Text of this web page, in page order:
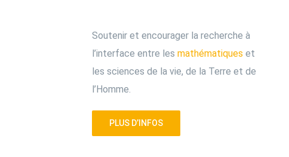
Soutenir et encourager la recherche à
l’interface entre lesmathématiques et
les sciences de la vie, de la Terre et de
l’Homme.
PLUS D’INFOS